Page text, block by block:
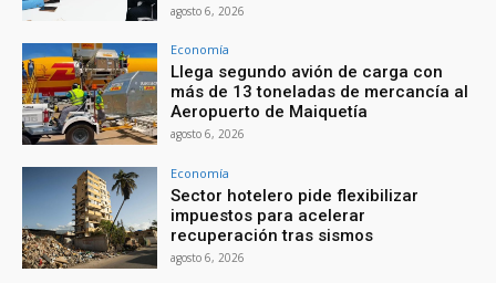
agosto 6, 2026
Economía
Llega segundo avión de carga con
más de 13 toneladas de mercancía al
Aeropuerto de Maiquetía
agosto 6, 2026
Economía
Sector hotelero pide flexibilizar
impuestos para acelerar
recuperación tras sismos
agosto 6, 2026